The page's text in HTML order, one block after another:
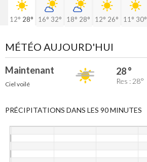
12° 28° 16° 32° 18° 28° 12° 26° 11° 30°
MÉTÉO AUJOURD'HUI
Maintenant
Ciel voilé
28 °
Res : 28°
PRÉCIPITATIONS DANS LES 90 MINUTES